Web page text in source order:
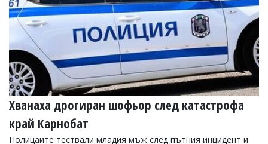
редакцията
не
носи
отговорност
за
тях!
Ако
откриете
обиден
за
вас
коментар,
моля
Хванаха дрогиран шофьор след катастрофа
край Карнобат
Полицаите тествали младия мъж след пътния инцидент и